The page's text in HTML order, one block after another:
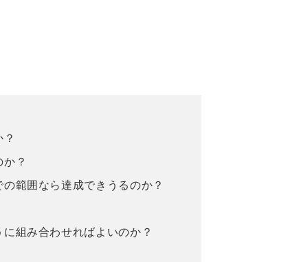
？
範囲なら達成できうるのか？
組み合わせればよいのか？